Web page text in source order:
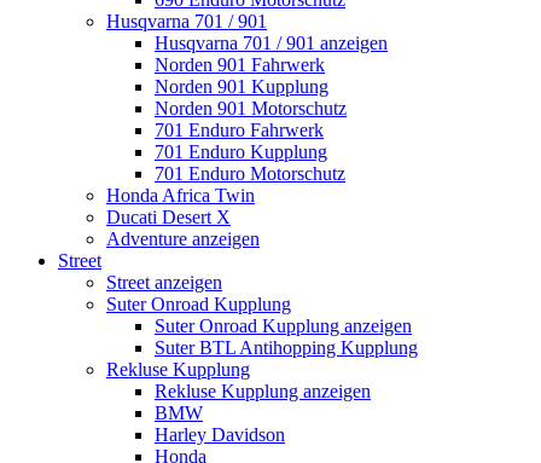
Husqvarna 701 / 901
Husqvarna 701 / 901 anzeigen
Norden 901 Fahrwerk
Norden 901 Kupplung
Norden 901 Motorschutz
701 Enduro Fahrwerk
701 Enduro Kupplung
701 Enduro Motorschutz
Honda Africa Twin
Ducati Desert X
Adventure anzeigen
Street
Street anzeigen
Suter Onroad Kupplung
Suter Onroad Kupplung anzeigen
Suter BTL Antihopping Kupplung
Rekluse Kupplung
Rekluse Kupplung anzeigen
BMW
Harley Davidson
Honda